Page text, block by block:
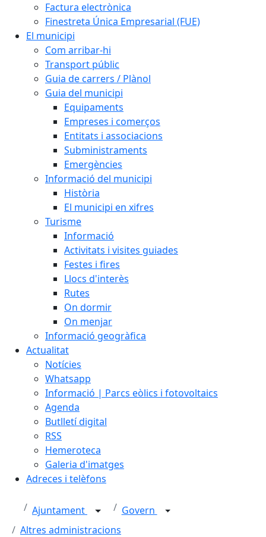
Factura electrònica
Finestreta Única Empresarial (FUE)
El municipi
Com arribar-hi
Transport públic
Guia de carrers / Plànol
Guia del municipi
Equipaments
Empreses i comerços
Entitats i associacions
Subministraments
Emergències
Informació del municipi
Història
El municipi en xifres
Turisme
Informació
Activitats i visites guiades
Festes i fires
Llocs d'interès
Rutes
On dormir
On menjar
Informació geogràfica
Actualitat
Notícies
Whatsapp
Informació | Parcs eòlics i fotovoltaics
Agenda
Butlletí digital
RSS
Hemeroteca
Galeria d'imatges
Adreces i telèfons
Ajuntament
Govern
Altres administracions